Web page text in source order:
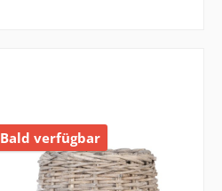
Bald verfügbar